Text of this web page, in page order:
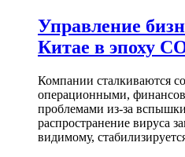
Управление
Китае в эпоху
Компании сталкиваются
операционными,
проблемами из-за
распространение вируса
видимому,